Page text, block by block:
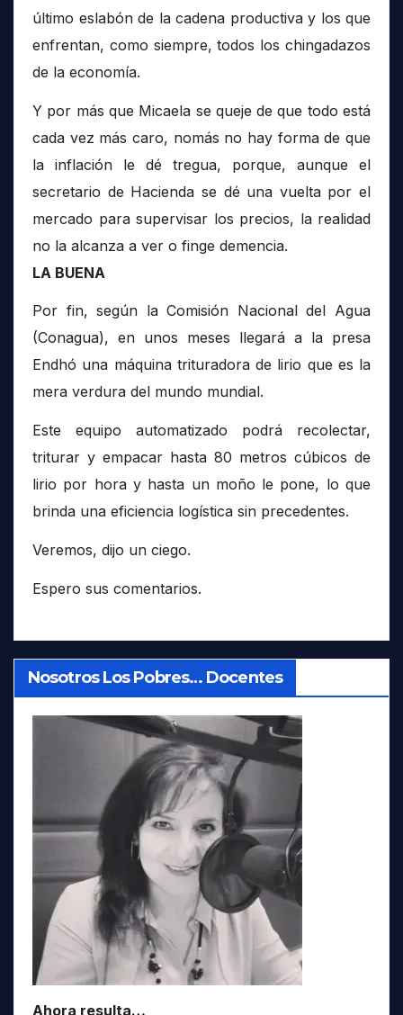
último eslabón de la cadena productiva y los que
enfrentan, como siempre, todos los chingadazos
de la economía.
Y por más que Micaela se queje de que todo está
cada vez más caro, nomás no hay forma de que
la inflación le dé tregua, porque, aunque el
secretario de Hacienda se dé una vuelta por el
mercado para supervisar los precios, la realidad
no la alcanza a ver o finge demencia.
LA BUENA
Por fin, según la Comisión Nacional del Agua
(Conagua), en unos meses llegará a la presa
Endhó una máquina trituradora de lirio que es la
mera verdura del mundo mundial.
Este equipo automatizado podrá recolectar,
triturar y empacar hasta 80 metros cúbicos de
lirio por hora y hasta un moño le pone, lo que
brinda una eficiencia logística sin precedentes.
Veremos, dijo un ciego.
Espero sus comentarios.
Nosotros Los Pobres… Docentes
Ahora resulta…